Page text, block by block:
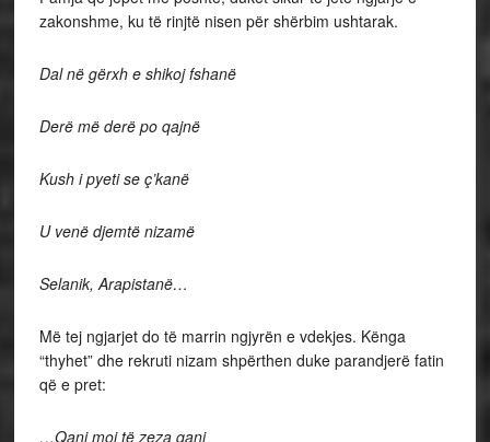
zakonshme, ku të rinjtë nisen për shërbim ushtarak.
Dal në gërxh e shikoj fshanë
Derë më derë po qajnë
Kush i pyeti se ç’kanë
U venë djemtë nizamë
Selanik, Arapistanë…
Më tej ngjarjet do të marrin ngjyrën e vdekjes. Kënga
“thyhet” dhe rekruti nizam shpërthen duke parandjerë fatin
që e pret:
…Qani moj të zeza qani